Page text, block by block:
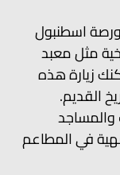
اسطنبول
مثل معبد
زيارة هذه
القديم.
والمساجد
في المطاعم